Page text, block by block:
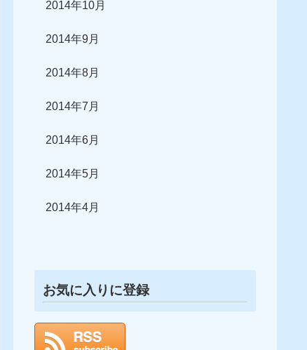
2014年10月
2014年9月
2014年8月
2014年7月
2014年6月
2014年5月
2014年4月
お気に入りに登録